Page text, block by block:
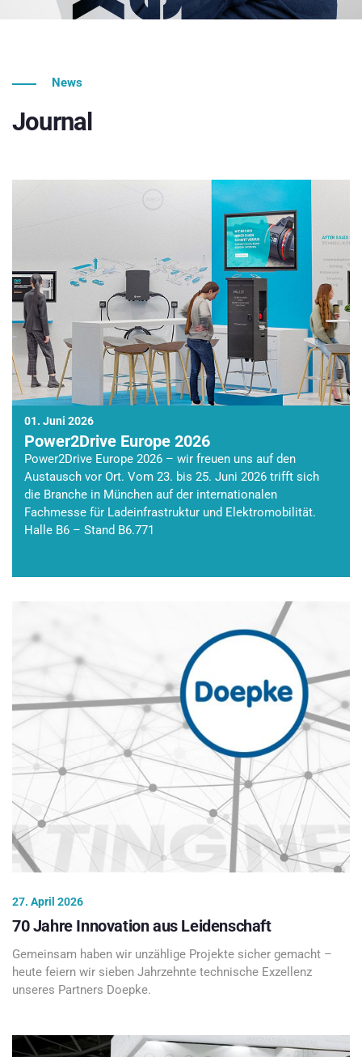
News
Journal
01. Juni 2026
Power2Drive Europe 2026
Power2Drive Europe 2026 – wir freuen uns auf den
Austausch vor Ort. Vom 23. bis 25. Juni 2026 trifft sich
die Branche in München auf der internationalen
Fachmesse für Ladeinfrastruktur und Elektromobilität.
Halle B6 – Stand B6.771
27. April 2026
70 Jahre Innovation aus Leidenschaft
Gemeinsam haben wir unzählige Projekte sicher gemacht –
heute feiern wir sieben Jahrzehnte technische Exzellenz
unseres Partners Doepke.